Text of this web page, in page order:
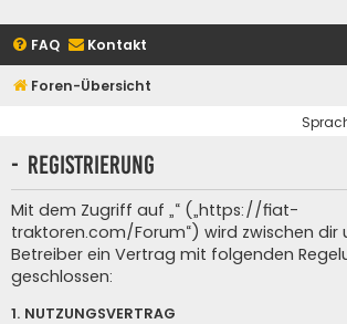
FAQ Kontakt
Foren-Übersicht
- Registrierung
Mit dem Zugriff auf „“ („https://fiat-
traktoren.com/Forum“) wird zwischen dir
Betreiber ein Vertrag mit folgenden
geschlossen:
1. NUTZUNGSVERTRAG